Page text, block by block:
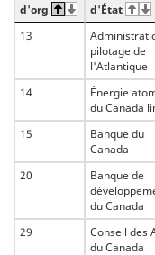
d'org
d'État
13
pilotage de
l'Atlantique
14
Énergie
du Canada
15
Banque du
Canada
20
Banque de
du Canada
29
Conseil des
du Canada